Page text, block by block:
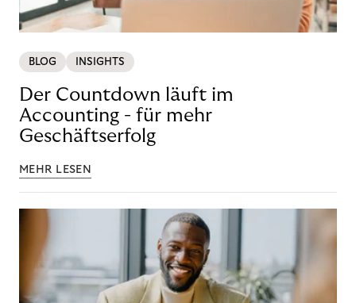
BLOG INSIGHTS
Der Countdown läuft im
Accounting - für mehr
Geschäftserfolg
MEHR LESEN